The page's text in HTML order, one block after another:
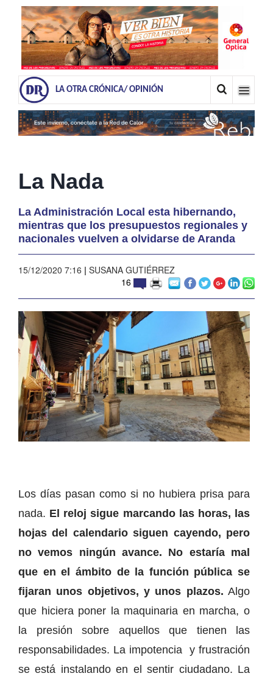
LA OTRA CRÓNICA/ OPINIÓN
La Nada
La Administración Local esta hibernando,
mientras que los presupuestos regionales y
nacionales vuelven a olvidarse de Aranda
15/12/2020 7:16 | SUSANA GUTIÉRREZ
16
Los días pasan como si no hubiera prisa para
nada. El reloj sigue marcando las horas, las
hojas del calendario siguen cayendo, pero
no vemos ningún avance. No estaría mal
que en el ámbito de la función pública se
fijaran unos objetivos, y unos plazos. Algo
que hiciera poner la maquinaria en marcha, o
la presión sobre aquellos que tienen las
responsabilidades. La impotencia y frustración
se está instalando en el sentir ciudadano. La